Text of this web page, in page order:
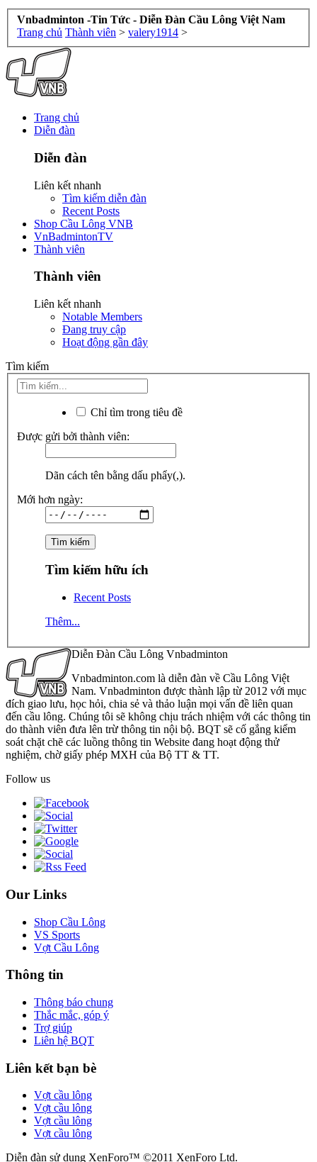
Vnbadminton -Tin Tức - Diễn Đàn Cầu Lông Việt Nam
Trang chủ Thành viên > valery1914 >
Trang chủ
Diễn đàn
Diễn đàn
Liên kết nhanh
Tìm kiếm diễn đàn
Recent Posts
Shop Cầu Lông VNB
VnBadmintonTV
Thành viên
Thành viên
Liên kết nhanh
Notable Members
Đang truy cập
Hoạt động gần đây
Tìm kiếm
Chỉ tìm trong tiêu đề
Được gửi bởi thành viên:
Dãn cách tên bằng dấu phẩy(,).
Mới hơn ngày:
Tìm kiếm hữu ích
Recent Posts
Thêm...
Diễn Đàn Cầu Lông Vnbadminton
Vnbadminton.com là diễn đàn về Cầu Lông Việt
Nam. Vnbadminton được thành lập từ 2012 với mục
đích giao lưu, học hỏi, chia sẻ và thảo luận mọi vấn đề liên quan
đến cầu lông. Chúng tôi sẽ không chịu trách nhiệm với các thông tin
do thành viên đưa lên trừ thông tin nội bộ. BQT sẽ cố gắng kiểm
soát chặt chẽ các luồng thông tin Website đang hoạt động thử
nghiệm, chờ giấy phép MXH của Bộ TT & TT.
Follow us
Our Links
Shop Cầu Lông
VS Sports
Vợt Cầu Lông
Thông tin
Thông báo chung
Thắc mắc, góp ý
Trợ giúp
Liên hệ BQT
Liên kết bạn bè
Vợt cầu lông
Vợt cầu lông
Vợt cầu lông
Vợt cầu lông
Diễn đàn sử dụng XenForo™ ©2011 XenForo Ltd.